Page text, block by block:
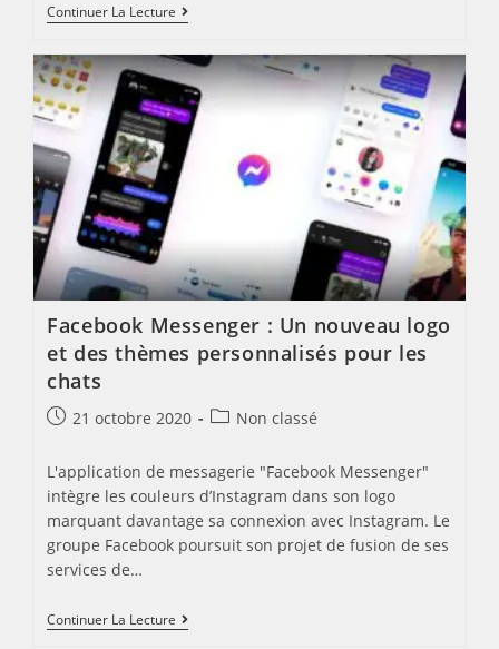
Continuer La Lecture WHATSAPP
INTRODUIT
DISPARITION
DES
MESSAGES
Facebook Messenger : Un nouveau logo
et des thèmes personnalisés pour les
chats
Post21 octobre 2020
PostNon classé
L'application de messagerie "Facebook Messenger"
intègre les couleurs d’Instagram dans son logo
marquant davantage sa connexion avec Instagram. Le
groupe Facebook poursuit son projet de fusion de ses
services de…
Continuer La Lecture Facebook
Messenger